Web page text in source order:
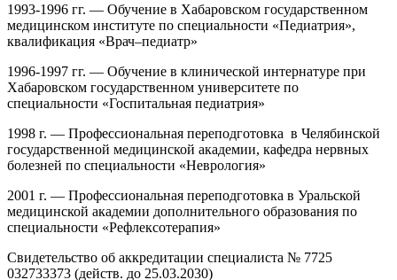
1993-1996 гг. — Обучение в Хабаровском государственном
медицинском институте по специальности «Педиатрия»,
квалификация «Врач–педиатр»
1996-1997 гг. — Обучение в клинической интернатуре при
Хабаровском государственном университете по
специальности «Госпитальная педиатрия»
1998 г. — Профессиональная переподготовка в Челябинской
государственной медицинской академии, кафедра нервных
болезней по специальности «Неврология»
2001 г. — Профессиональная переподготовка в Уральской
медицинской академии дополнительного образования по
специальности «Рефлексотерапия»
Свидетельство об аккредитации специалиста № 7725
032733373 (действ. до 25.03.2030)